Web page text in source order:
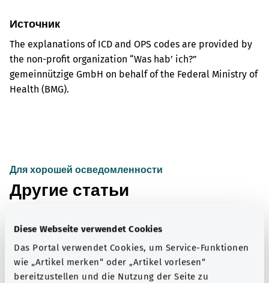
Diese Webseite verwendet Cookies
Das Portal verwendet Cookies, um Service-Funktionen
wie „Artikel merken“ oder „Artikel vorlesen“
bereitzustellen und die Nutzung der Seite zu
Источник
The explanations of ICD and OPS codes are provided by
the non-profit organization “Was hab’ ich?”
gemeinnützige GmbH on behalf of the Federal Ministry of
Health (BMG).
Для хорошей осведомленности
Другие статьи